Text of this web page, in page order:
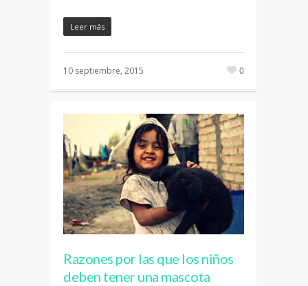
Leer más
10 septiembre, 2015 0
Razones por las que los niños
deben tener una mascota